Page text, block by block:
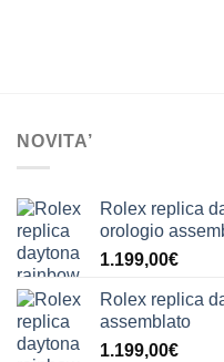
NOVITA’
Rolex replica
orologio
1.199,00€
Rolex replica
assemblato
1.199,00€